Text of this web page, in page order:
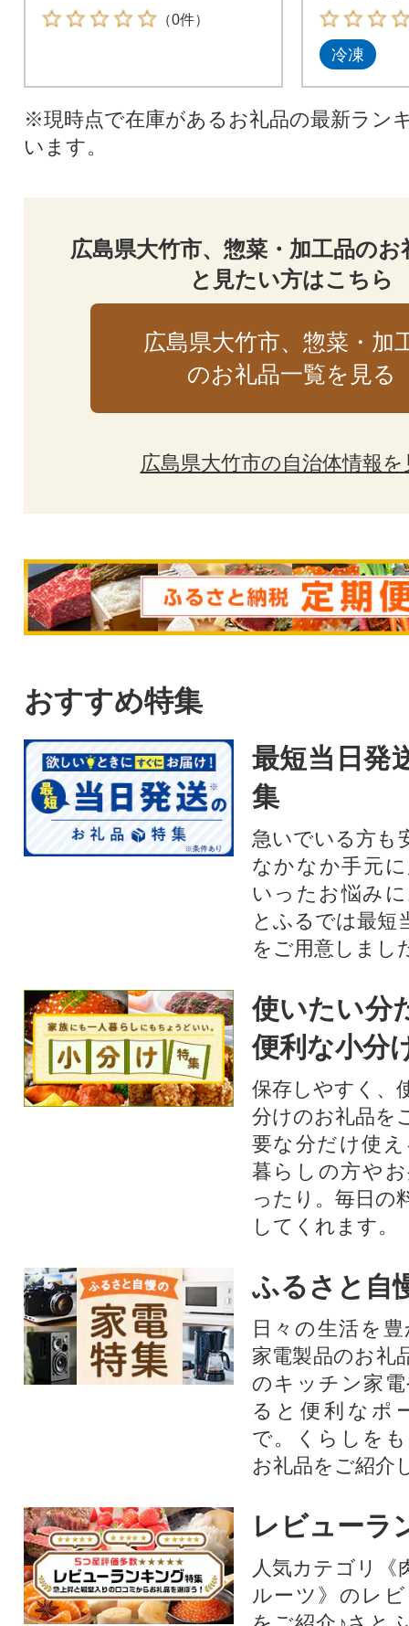
（0件）
た。
冷凍
※現時点で在庫があるお礼品の最新ラン
います。
広島県大竹市、惣菜・加工品の
と見たい方はこちら
広島県大竹市、惣菜・加
のお礼品一覧を見る
広島県大竹市の自治体情報を
おすすめ特集
最短当日発
集
急いでいる方も
なかなか手元
いったお悩み
とふるでは最短
をご用意しまし
使いたい分
便利な小分
保存しやすく、
分けのお礼品を
要な分だけ使
暮らしの方や
ったり。毎日の
してくれます。
ふるさと自
日々の生活を
家電製品のお礼
のキッチン家
ると便利なポ
で。くらしを
お礼品をご紹介
レビューラ
人気カテゴリ《
ルーツ》のレ